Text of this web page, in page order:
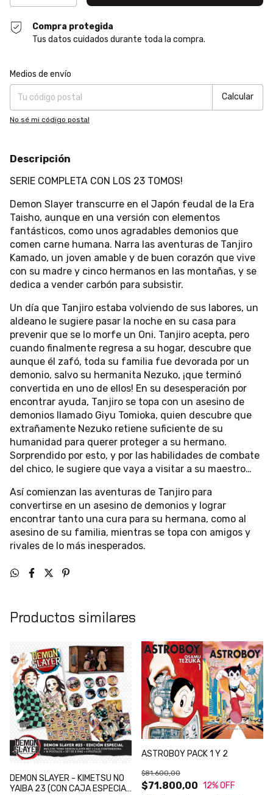
Compra protegida
Tus datos cuidados durante toda la compra.
Entregas para el CP:
Medios de envío
Calcular
No sé mi código postal
Descripción
SERIE COMPLETA CON LOS 23 TOMOS!
Demon Slayer transcurre en el Japón feudal de la Era
Taisho, aunque en una versión con elementos
fantásticos, como unos agradables demonios que
comen carne humana. Narra las aventuras de Tanjiro
Kamado, un joven amable y de buen corazón que vive
con su madre y cinco hermanos en las montañas, y se
dedica a vender carbón para subsistir.
Un día que Tanjiro estaba volviendo de sus labores, un
aldeano le sugiere pasar la noche en su casa para
prevenir que se lo morfe un Oni. Tanjiro acepta, pero
cuando finalmente regresa a su hogar, descubre que
aunque él zafó, toda su familia fue devorada por un
demonio, salvo su hermanita Nezuko, ¡que terminó
convertida en uno de ellos! En su desesperación por
encontrar ayuda, Tanjiro se topa con un asesino de
demonios llamado Giyu Tomioka, quien descubre que
extrañamente Nezuko retiene suficiente de su
humanidad para querer proteger a su hermano.
Sorprendido por esto, y por las habilidades de combate
del chico, le sugiere que vaya a visitar a su maestro…
Así comienzan las aventuras de Tanjiro para
convertirse en un asesino de demonios y lograr
encontrar tanto una cura para su hermana, como al
asesino de su familia, mientras se topa con amigos y
rivales de lo más inesperados.
Productos similares
DEMON SLAYER - KIMETSU NO
YAIBA 23 (CON CAJA ESPECIAL
ASTROBOY PACK 1 Y 2
$71.800,00
$81.600,00
12% OFF